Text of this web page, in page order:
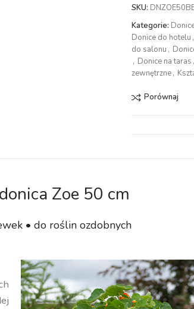
SKU:
Kategorie:
Donice do hotelu ,
do salonu ,
, Donice na taras ,
zewnętrzne,
Porównaj
Zoe 50 cm
• do roślin ozdobnych